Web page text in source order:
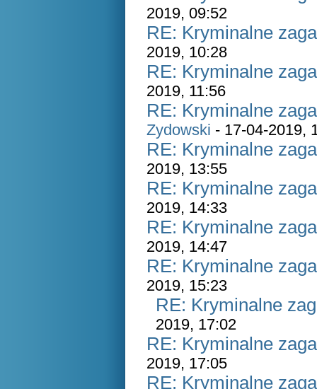
2019, 09:52
RE: Kryminalne
2019, 10:28
RE: Kryminalne
2019, 11:56
RE: Kryminalne
Zydowski - 17-04-2019,
RE: Kryminalne
2019, 13:55
RE: Kryminalne
2019, 14:33
RE: Kryminalne
2019, 14:47
RE: Kryminalne
2019, 15:23
RE: Kryminalne
2019, 17:02
RE: Kryminalne
2019, 17:05
RE: Kryminalne